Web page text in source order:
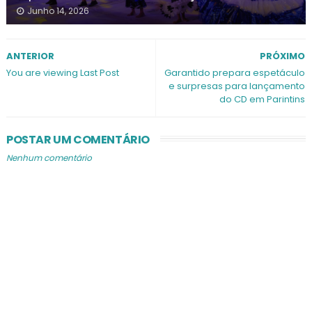
Junho 14, 2026
PRÓXIMO
Garantido prepara espetáculo
e surpresas para lançamento
do CD em Parintins
ANTERIOR
You are viewing Last Post
POSTAR UM COMENTÁRIO
Nenhum comentário